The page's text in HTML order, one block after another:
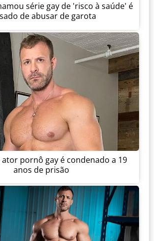
série gay de 'risco à saúde' é
de abusar de garota
pornô gay é condenado a 19
anos de prisão